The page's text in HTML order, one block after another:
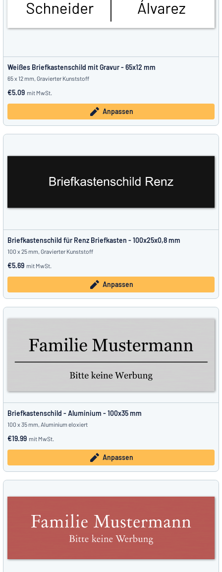
Weißes Briefkastenschild mit Gravur - 65x12 mm
65 x 12 mm, Gravierter Kunststoff
€5.09 mit MwSt.
Anpassen
Briefkastenschild für Renz Briefkasten - 100x25x0,8 mm
100 x 25 mm, Gravierter Kunststoff
€5.69 mit MwSt.
Anpassen
Briefkastenschild - Aluminium - 100x35 mm
100 x 35 mm, Aluminium eloxiert
€19.99 mit MwSt.
Anpassen